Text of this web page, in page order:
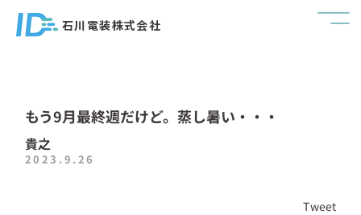
石川電装株式会社
もう9月最終週だけど。蒸し暑い・・・
貴之
2023.9.26
Tweet